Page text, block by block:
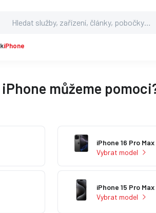
iPhone
můžeme
iPhone 16 Pro Max
Vybrat model
iPhone 15 Pro Max
Vybrat model